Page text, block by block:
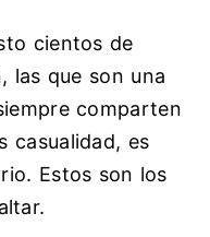
cientos de
las que son una
comparten
casualidad, es
Estos son los